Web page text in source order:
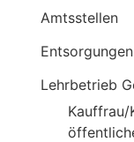
Amtsstellen
Entsorgungen
Lehrbetrieb
Kauffrau/